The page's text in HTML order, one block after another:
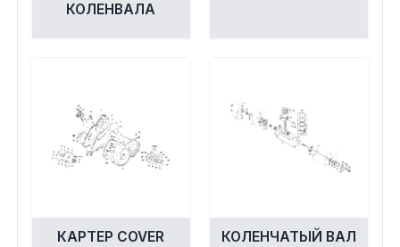
КОЛЕНВАЛА
КАРТЕР COVER
КОЛЕНЧАТЫЙ ВАЛ